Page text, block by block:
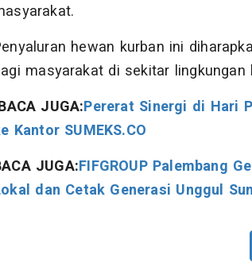
hewan kurban ini
masyarakat di sekitar lingkungan
JUGA:Pererat Sinergi di Hari
Kantor SUMEKS.CO
JUGA:FIFGROUP Palembang
dan Cetak Generasi Unggul